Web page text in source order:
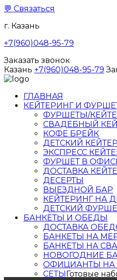
💬 Связаться
г. Казань
+7(960)048-95-79
Заказать звонок
Казань +7(960)048-95-79
ГЛАВНАЯ
КЕЙТЕРИНГ И
ФУРШЕТЫ/
СВАДЕБНЫЙ
КОФЕ БРЕЙК
ДЕТСКИЙ
ЭКСПРЕСС
ФУРШЕТ В
ДОСТАВКА
ДЕСЕРТЫ
ВЫЕЗДНОЙ БАР
КЕЙТЕРИНГ НА
ДЕТСКИЙ
БАНКЕТЫ И ОБЕДЫ
ДОСТАВКА
БАНКЕТЫ НА
БАНКЕТЫ НА
НОВОГОДНИЕ
ОФИЦИАНТЫ НА
СЕТЫГотовые